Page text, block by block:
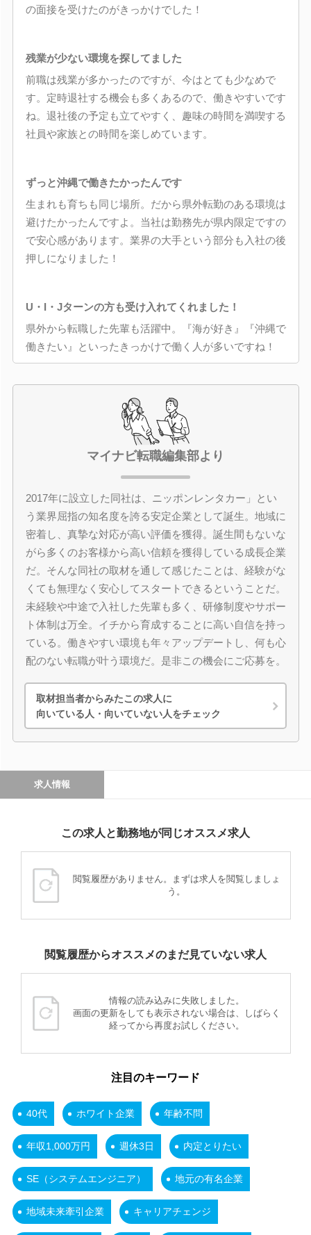
の面接を受けたのがきっかけでした！
残業が少ない環境を探してました
前職は残業が多かったのですが、今はとても少なめで
す。定時退社する機会も多くあるので、働きやすいです
ね。退社後の予定も立てやすく、趣味の時間を満喫する
社員や家族との時間を楽しめています。
ずっと沖縄で働きたかったんです
生まれも育ちも同じ場所。だから県外転勤のある環境は
避けたかったんですよ。当社は勤務先が県内限定ですの
で安心感があります。業界の大手という部分も入社の後
押しになりました！
U・I・Jターンの方も受け入れてくれました！
県外から転職した先輩も活躍中。『海が好き』『沖縄で
働きたい』といったきっかけで働く人が多いですね！
マイナビ転職編集部より
2017年に設立した同社は、ニッポンレンタカー」とい
う業界屈指の知名度を誇る安定企業として誕生。地域に
密着し、真摯な対応が高い評価を獲得。誕生間もないな
がら多くのお客様から高い信頼を獲得している成長企業
だ。そんな同社の取材を通して感じたことは、経験がな
くても無理なく安心してスタートできるということだ。
未経験や中途で入社した先輩も多く、研修制度やサポー
ト体制は万全。イチから育成することに高い自信を持っ
ている。働きやすい環境も年々アップデートし、何も心
配のない転職が叶う環境だ。是非この機会にご応募を。
取材担当者からみたこの求人に
向いている人・向いていない人をチェック
求人情報
この求人と勤務地が同じオススメ求人
閲覧履歴がありません。まずは求人を閲覧しましょ
う。
閲覧履歴からオススメのまだ見ていない求人
情報の読み込みに失敗しました。
画面の更新をしても表示されない場合は、しばらく
経ってから再度お試しください。
注目のキーワード
40代 ホワイト企業 年齢不問
年収1,000万円 週休3日 内定とりたい
SE（システムエンジニア） 地元の有名企業
地域未来牽引企業 キャリアチェンジ